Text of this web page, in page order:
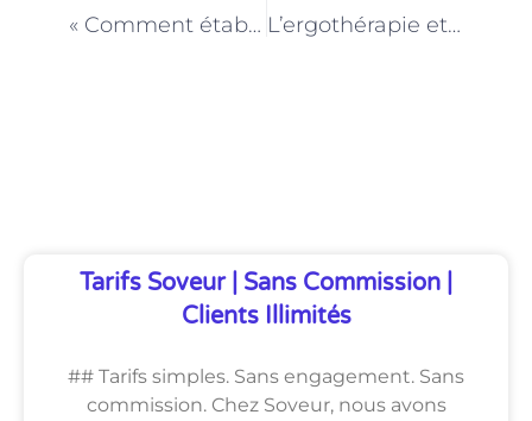
« Comment établir des objectifs réalistes avec vos clients en coaching sportif à Paris » L’ergothérapie et la rééducation de la vision à Paris
Tarifs Soveur | Sans Commission |
Clients Illimités
## Tarifs simples. Sans engagement. Sans
commission. Chez Soveur, nous avons